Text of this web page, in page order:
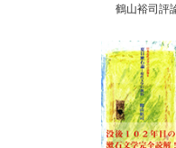
【07月02日...
鶴山裕司評